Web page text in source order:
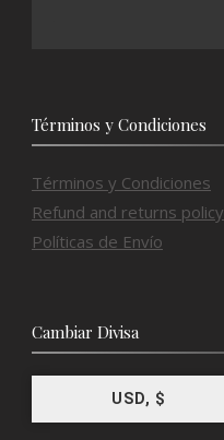
Términos y Condiciones
Términos y Condiciones
Refund and returns policy
Políticas de Envío
Cambiar Divisa
USD, $